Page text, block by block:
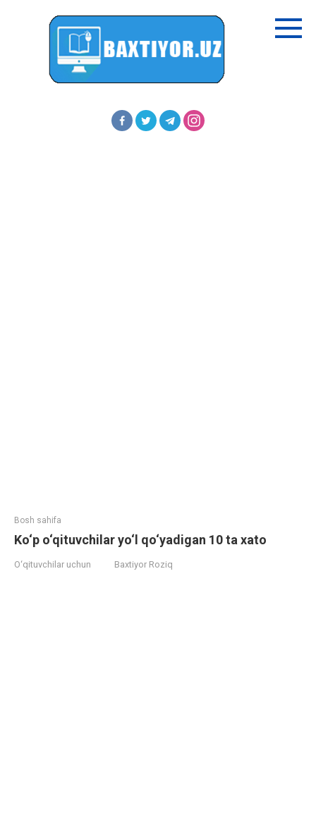
Bosh sahifa
Ko‘p o‘qituvchilar yo‘l qo‘yadigan 10 ta xato
O‘qituvchilar uchun Baxtiyor Roziq